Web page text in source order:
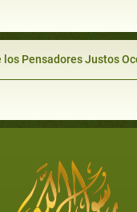
Pensadores Justos